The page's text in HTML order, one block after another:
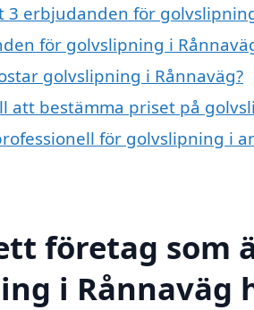
3 erbjudanden för
för golvslipning i
golvslipning i Rånnaväg?
att bestämma priset på
för golvslipning i
företag som
i Rånnaväg